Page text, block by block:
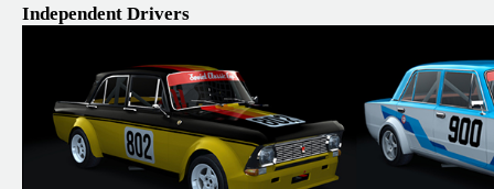
Independent Drivers